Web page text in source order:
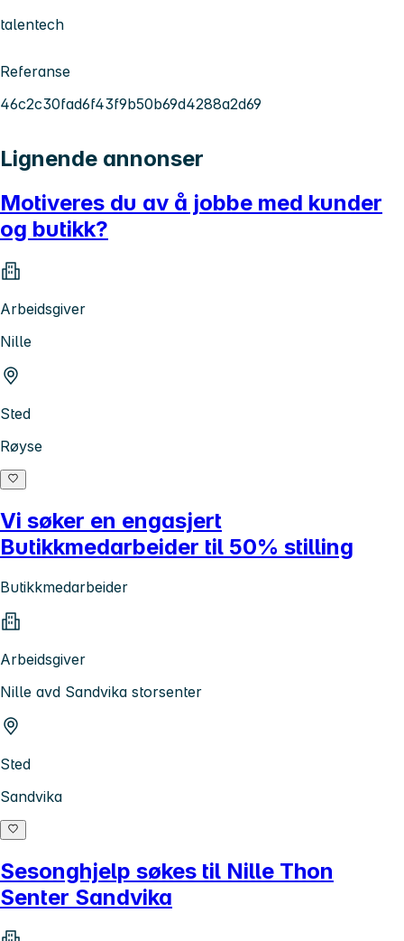
talentech
Referanse
46c2c30fad6f43f9b50b69d4288a2d69
Lignende annonser
Motiveres du av å jobbe med kunder
og butikk?
Arbeidsgiver
Nille
Sted
Røyse
Vi søker en engasjert
Butikkmedarbeider til 50% stilling
Butikkmedarbeider
Arbeidsgiver
Nille avd Sandvika storsenter
Sted
Sandvika
Sesonghjelp søkes til Nille Thon
Senter Sandvika